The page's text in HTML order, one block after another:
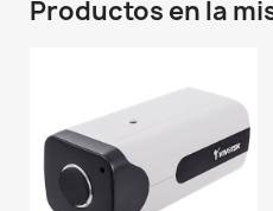
Productos en la